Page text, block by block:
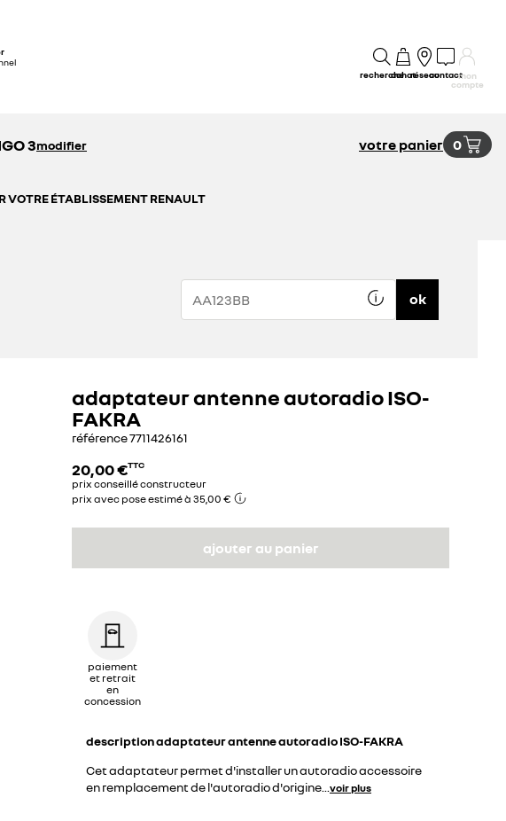
rechercheachatréseaucontactmon
compte
3modifier votre panier 0
VOTRE ÉTABLISSEMENT RENAULT
ok
adaptateur antenne autoradio ISO-
FAKRA
référence7711426161
20,00 €TTC
prix conseillé constructeur
prix avec pose estimé à 35,00 €
ajouter au panier
paiement
et retrait
en
concession
descriptionadaptateur antenne autoradio ISO-FAKRA
Cet adaptateur permet d'installer un autoradio accessoire
en remplacement de l'autoradio d'origine voir plus